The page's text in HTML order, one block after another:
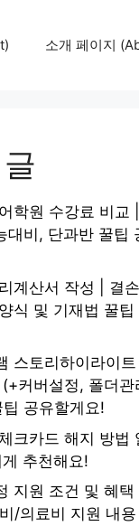
소개 페이지
학원 수강료 비교
대비, 단과반 꿀팁
계산서 작성 | 결
식 및 기재법 꿀팁
스토리하이라이
커버설정, 폴더관
공유할게요!
크카드 해지 방법
추천해요!
지원 조건 및 혜
/의료비 지원 내용